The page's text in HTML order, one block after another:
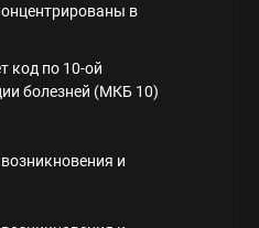
в
код по 10-ой
болезней (МКБ 10)